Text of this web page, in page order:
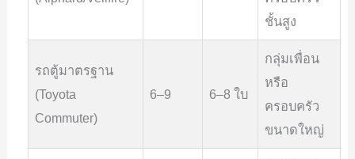
ชั้นสูง
รถตู้มาตรฐาน
(Toyota
Commuter)
6–9 6–8 ใบ
กลุ่มเพื่อน
หรือ
ครอบครัว
ขนาดใหญ่